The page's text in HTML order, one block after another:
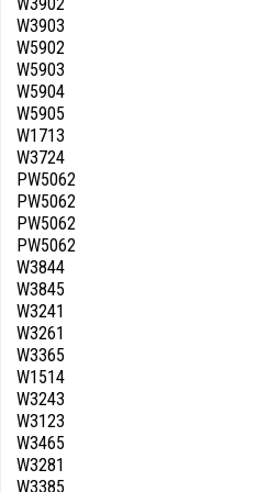
W3903
W5902
W5903
W5904
W5905
W1713
W3724
PW5062
PW5062
PW5062
PW5062
W3844
W3845
W3241
W3261
W3365
W1514
W3243
W3123
W3465
W3281
W3385